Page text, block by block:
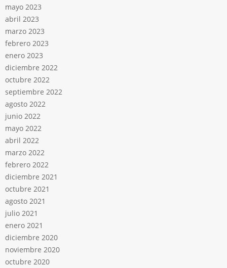
mayo 2023
abril 2023
marzo 2023
febrero 2023
enero 2023
diciembre 2022
octubre 2022
septiembre 2022
agosto 2022
junio 2022
mayo 2022
abril 2022
marzo 2022
febrero 2022
diciembre 2021
octubre 2021
agosto 2021
julio 2021
enero 2021
diciembre 2020
noviembre 2020
octubre 2020